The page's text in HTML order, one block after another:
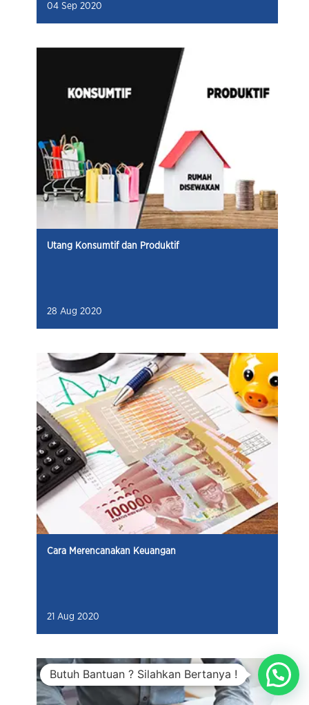
04 Sep 2020
Utang Konsumtif dan Produktif
28 Aug 2020
Cara Merencanakan Keuangan
21 Aug 2020
Butuh Bantuan ? Silahkan Bertanya !